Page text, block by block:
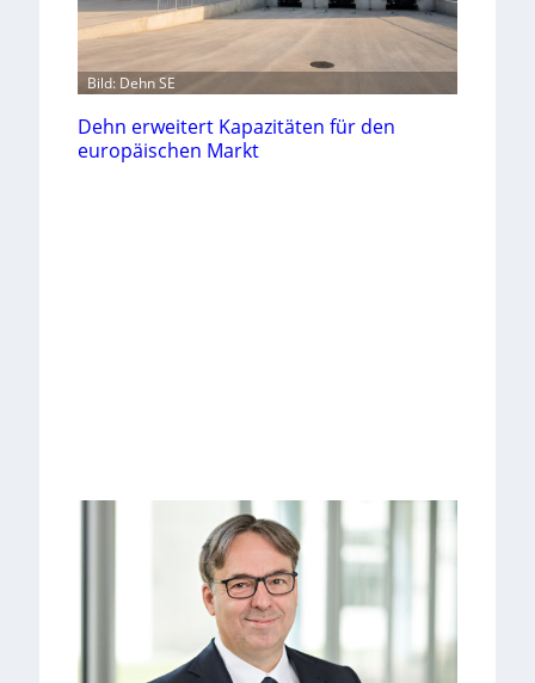
Bild: Dehn SE
Dehn erweitert Kapazitäten für den
europäischen Markt